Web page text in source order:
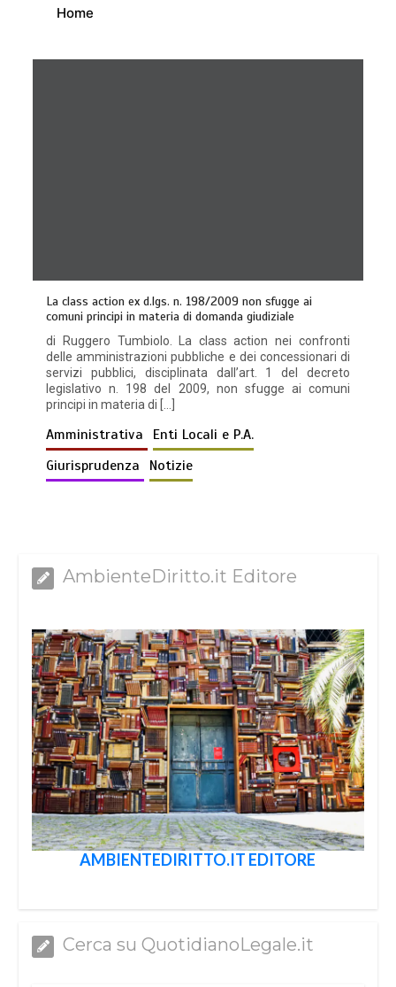
Home
La class action ex d.lgs. n. 198/2009 non sfugge ai
comuni principi in materia di domanda giudiziale
di Ruggero Tumbiolo. La class action nei confronti
delle amministrazioni pubbliche e dei concessionari di
servizi pubblici, disciplinata dall’art. 1 del decreto
legislativo n. 198 del 2009, non sfugge ai comuni
principi in materia di […]
Amministrativa
Enti Locali e P.A.
Giurisprudenza
Notizie
AmbienteDiritto.it Editore
AMBIENTEDIRITTO.IT EDITORE
Cerca su QuotidianoLegale.it